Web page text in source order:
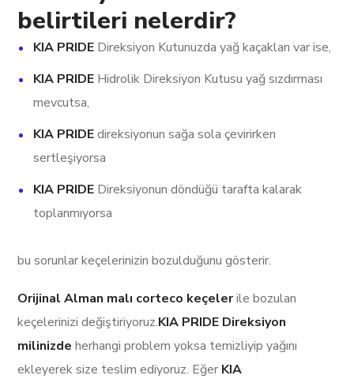
belirtileri nelerdir?
KIA PRIDE Direksiyon Kutunuzda yağ kaçakları var ise,
KIA PRIDE Hidrolik Direksiyon Kutusu yağ sızdırması
mevcutsa,
KIA PRIDEdireksiyonun sağa sola çevirirken
sertleşiyorsa
KIA PRIDE Direksiyonun döndüğü tarafta kalarak
toplanmıyorsa
bu sorunlar keçelerinizin bozulduğunu gösterir.
Orijinal Alman malı corteco keçelerile bozulan
keçelerinizi değiştiriyoruz.KIA PRIDE Direksiyon
milinizde herhangi problem yoksa temizliyip yağını
ekleyerek size teslim ediyoruz. Eğer KIA